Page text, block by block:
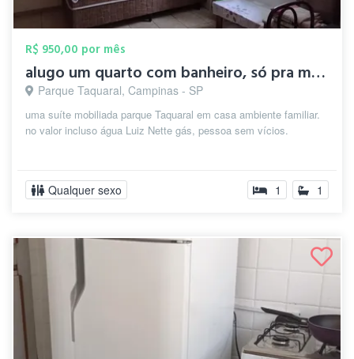
R$ 950,00 por mês
alugo um quarto com banheiro, só pra mul...
Parque Taquaral, Campinas - SP
uma suíte mobiliada parque Taquaral em casa ambiente familiar.
no valor incluso água Luiz Nette gás, pessoa sem vícios.
Qualquer sexo 1 1